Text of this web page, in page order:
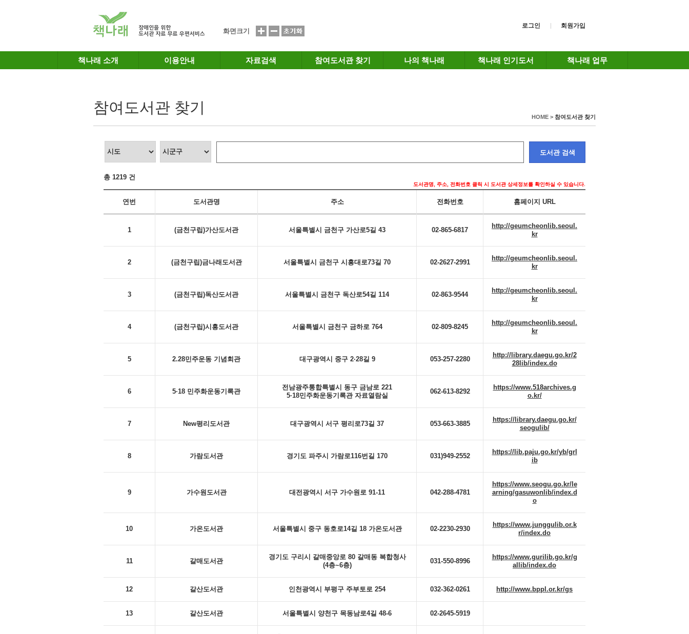
화면크기
로그인 회원가입
책나래 소개 이용안내 자료검색 참여도서관 찾기 나의 책나래 책나래 인기도서 책나래 업무
참여도서관 찾기
HOME > 참여도서관 찾기
도서관 검색
총 1219 건
도서관명, 주소, 전화번호 클릭 시 도서관 상세정보를 확인하실 수 있습니다.
연번 도서관명 주소 전화번호 홈페이지 URL
1 (금천구립)가산도서관 서울특별시 금천구 가산로5길 43 02-865-6817
http://geumcheonlib.seoul.
kr
2 (금천구립)금나래도서관 서울특별시 금천구 시흥대로73길 70 02-2627-2991
http://geumcheonlib.seoul.
kr
3 (금천구립)독산도서관 서울특별시 금천구 독산로54길 114 02-863-9544
http://geumcheonlib.seoul.
kr
4 (금천구립)시흥도서관 서울특별시 금천구 금하로 764 02-809-8245
http://geumcheonlib.seoul.
kr
5 2.28민주운동 기념회관 대구광역시 중구 2·28길 9 053-257-2280
http://library.daegu.go.kr/2
28lib/index.do
6 5·18 민주화운동기록관
전남광주통합특별시 동구 금남로 221
5·18민주화운동기록관 자료열람실
062-613-8292
https://www.518archives.g
o.kr/
7 New평리도서관 대구광역시 서구 평리로73길 37 053-663-3885
https://library.daegu.go.kr/
seogulib/
8 가람도서관 경기도 파주시 가람로116번길 170 031)949-2552
https://lib.paju.go.kr/yb/grl
ib
9 가수원도서관 대전광역시 서구 가수원로 91-11 042-288-4781
https://www.seogu.go.kr/le
arning/gasuwonlib/index.d
o
10 가온도서관 서울특별시 중구 동호로14길 18 가온도서관 02-2230-2930
https://www.junggulib.or.k
r/index.do
11 갈매도서관
경기도 구리시 갈매중앙로 80 갈매동 복합청사
(4층~6층)
031-550-8996
https://www.gurilib.go.kr/g
allib/index.do
12 갈산도서관 인천광역시 부평구 주부토로 254 032-362-0261 http://www.bppl.or.kr/gs
13 갈산도서관 서울특별시 양천구 목동남로4길 48-6 02-2645-5919